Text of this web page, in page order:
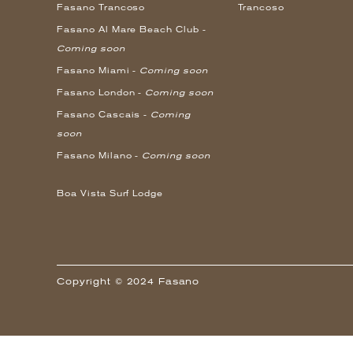
Fasano Trancoso
Fasano Al Mare Beach Club -
Coming soon
Fasano Miami - Coming soon
Fasano London - Coming soon
Fasano Cascais - Coming
soon
Fasano Milano - Coming soon
Boa Vista Surf Lodge
Trancoso
Copyright © 2024 Fasano